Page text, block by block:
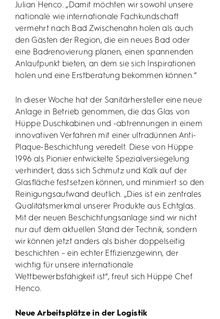
Julian Henco. „Damit möchten wir sowohl unsere
nationale wie internationale Fachkundschaft
vermehrt nach Bad Zwischenahn holen als auch
den Gästen der Region, die ein neues Bad oder
eine Badrenovierung planen, einen spannenden
Anlaufpunkt bieten, an dem sie sich Inspirationen
holen und eine Erstberatung bekommen können.“
In dieser Woche hat der Sanitärhersteller eine neue
Anlage in Betrieb genommen, die das Glas von
Hüppe Duschkabinen und -abtrennungen in einem
innovativen Verfahren mit einer ultradünnen Anti-
Plaque-Beschichtung veredelt. Diese von Hüppe
1996 als Pionier entwickelte Spezialversiegelung
verhindert, dass sich Schmutz und Kalk auf der
Glasfläche festsetzen können, und minimiert so den
Reinigungsaufwand deutlich. „Dies ist ein zentrales
Qualitätsmerkmal unserer Produkte aus Echtglas.
Mit der neuen Beschichtungsanlage sind wir nicht
nur auf dem aktuellen Stand der Technik, sondern
wir können jetzt anders als bisher doppelseitig
beschichten – ein echter Effizienzgewinn, der
wichtig für unsere internationale
Wettbewerbsfähigkeit ist“, freut sich Hüppe Chef
Henco.
Neue Arbeitsplätze in der Logistik